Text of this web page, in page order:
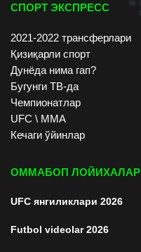
СПОРТ ЭКСПРЕСС
2021-2022 трансферлари
Қизиқарли спорт
Дунёда нима гап?
Бугунги ТВ-да
Чемпионатлар
UFC \ ММА
Кечаги ўйинлар
ОММАБОП ЛОЙИХАЛАР
UFC янгиликлари 2026
Futbol videolar 2026